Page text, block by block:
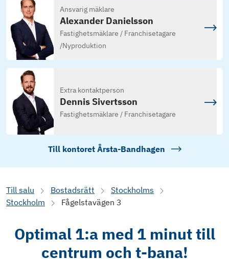
Ansvarig mäklare
Alexander Danielsson
Fastighetsmäklare / Franchisetagare
/Nyproduktion
Extra kontaktperson
Dennis Sivertsson
Fastighetsmäklare / Franchisetagare
Till kontoret Årsta-Bandhagen
Till salu Bostadsrätt
Stockholms
Stockholm
Fågelstavägen 3
Optimal 1:a med 1 minut till
centrum och t-bana!